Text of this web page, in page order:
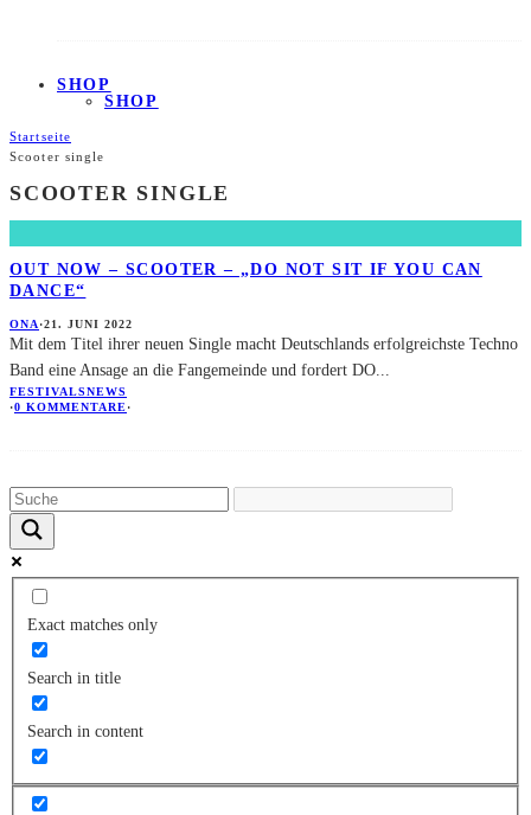
SHOP
SHOP
Startseite
Scooter single
SCOOTER SINGLE
OUT NOW – SCOOTER – „DO NOT SIT IF YOU CAN
DANCE“
ONA·21. JUNI 2022
Mit dem Titel ihrer neuen Single macht Deutschlands erfolgreichste Techno
Band eine Ansage an die Fangemeinde und fordert DO
FESTIVALSNEWS
·0 KOMMENTARE·
Exact matches only
Search in title
Search in content